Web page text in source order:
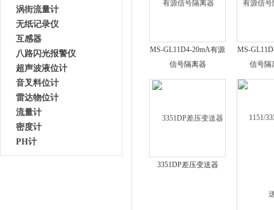
涡街流量计
无纸记录仪
互感器
八路闪光报警仪
超声波液位计
音叉料位计
雷达物位计
流量计
密度计
PH计
MS-GL11D4-20mA有源
信号隔离器
MS-
信号隔
3351DP差压变送器